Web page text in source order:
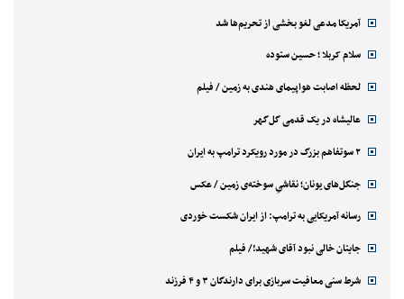
آمریکا مدعی لغو بخشی از تحریم‌ها شد
سلام کربلا ؛ حسین ستوده
لحظه اصابت هواپیمای هندی به زمین / فیلم
عالیشاه در یک قدمی گل‌گهر
۲ سوتفاهم بزرگ در مورد رویکرد ترامپ به ایران
جنگل‌های یونان؛ نقاشیِ سوخته‌ی زمین / عکس
رسانه آمریکایی به ترامپ: از ایران شکست خوردی
جایتان خالی نبود آقای شهید!/ فیلم
شرط سنی معافیت سربازی برای دارندگان ۳ و ۴ فرزند